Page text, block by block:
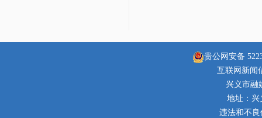
贵公网安备
互联网新闻
兴义市融
地址：兴
违法和不良